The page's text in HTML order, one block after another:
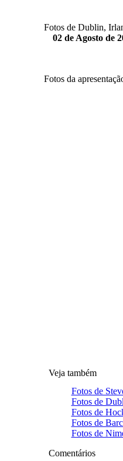
Fotos de Dublin,
02 de Agosto de
Fotos da
Veja também
Fotos de
Fotos de
Fotos de
Fotos de
Fotos de
Comentários